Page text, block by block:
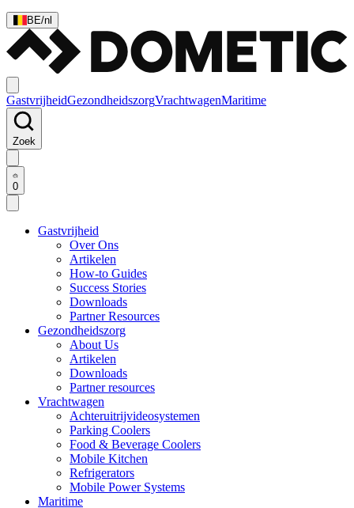
BE/nl
GastvrijheidGezondheidszorgVrachtwagenMaritime
Zoek
0
Gastvrijheid
Over Ons
Artikelen
How-to Guides
Success Stories
Downloads
Partner Resources
Gezondheidszorg
About Us
Artikelen
Downloads
Partner resources
Vrachtwagen
Achteruitrijvideosystemen
Parking Coolers
Food & Beverage Coolers
Mobile Kitchen
Refrigerators
Mobile Power Systems
Maritime